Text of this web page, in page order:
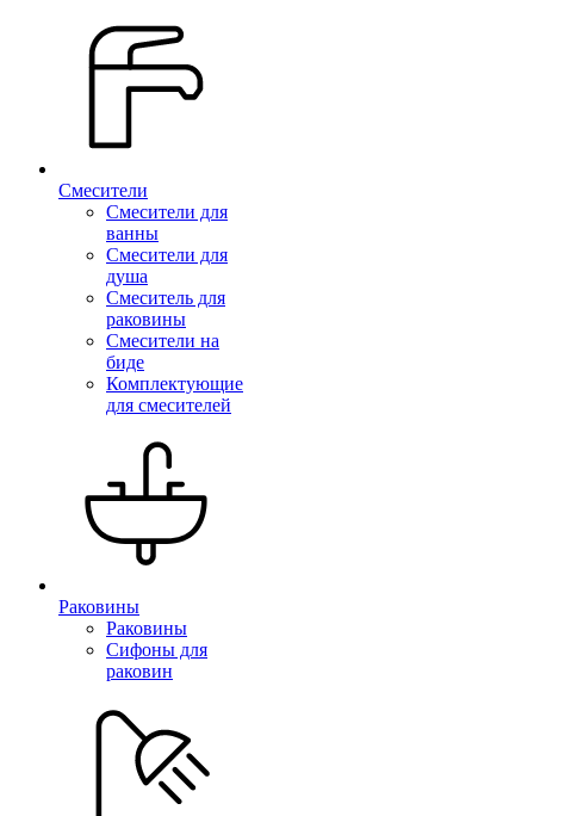
Смесители
Смесители для
ванны
Смесители для
душа
Смеситель для
раковины
Смесители на
биде
Комплектующие
для смесителей
Раковины
Раковины
Сифоны для
раковин